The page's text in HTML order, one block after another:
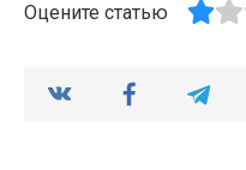
Оцените статью